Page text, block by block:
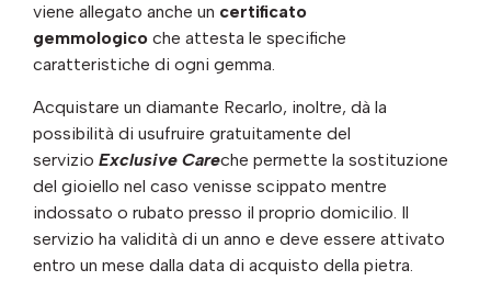
viene allegato anche un certificato
gemmologico che attesta le specifiche
caratteristiche di ogni gemma.
Acquistare un diamante Recarlo, inoltre, dà la
possibilità di usufruire gratuitamente del
servizio Exclusive Careche permette la sostituzione
del gioiello nel caso venisse scippato mentre
indossato o rubato presso il proprio domicilio. Il
servizio ha validità di un anno e deve essere attivato
entro un mese dalla data di acquisto della pietra.